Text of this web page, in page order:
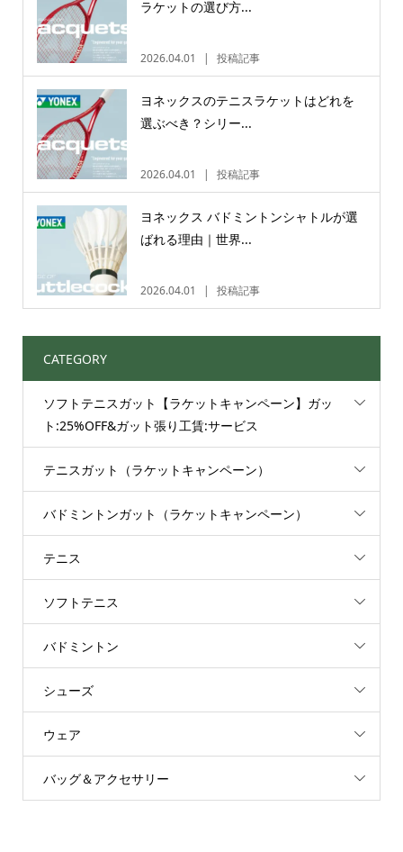
ラケットの選び方...
2026.04.01 投稿記事
ヨネックスのテニスラケットはどれを
選ぶべき？シリー...
2026.04.01 投稿記事
ヨネックス バドミントンシャトルが選
ばれる理由｜世界...
2026.04.01 投稿記事
CATEGORY
ソフトテニスガット【ラケットキャンペーン】ガッ
ト:25%OFF&ガット張り工賃:サービス
テニスガット（ラケットキャンペーン）
バドミントンガット（ラケットキャンペーン）
テニス
ソフトテニス
バドミントン
シューズ
ウェア
バッグ＆アクセサリー